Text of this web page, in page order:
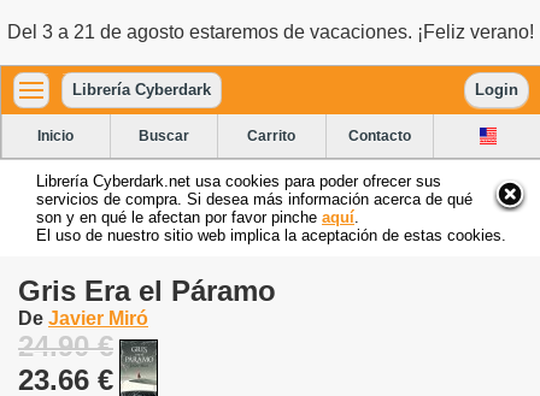
Del 3 a 21 de agosto estaremos de vacaciones. ¡Feliz verano!
Librería Cyberdark Login
Inicio Buscar Carrito Contacto
Librería Cyberdark.net usa cookies para poder ofrecer sus
servicios de compra. Si desea más información acerca de qué
son y en qué le afectan por favor pinche aquí
El uso de nuestro sitio web implica la aceptación de estas cookies.
Gris Era el Páramo
De Javier Miró
24.90 €
23.66 €